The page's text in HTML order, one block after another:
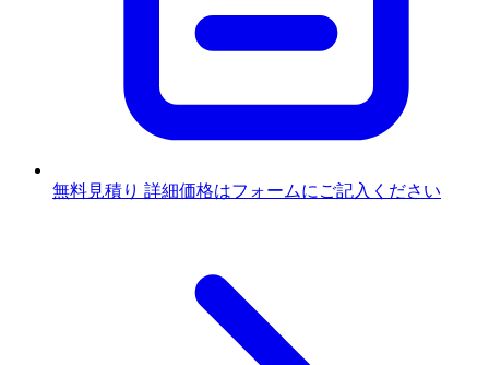
無料見積り 詳細価格はフォームにご記入ください